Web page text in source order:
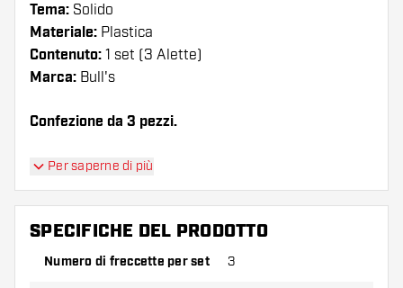
Tema: Solido
Materiale: Plastica
Contenuto: 1 set (3 Alette)
Marca: Bull's
Confezione da 3 pezzi.
Suggerimento di Dartshopper!
Assicuratevi di avere a portata di mano un gran
numero di alette e di astine. Questi possono
Per saperne di più
SPECIFICHE DEL PRODOTTO
Numero di freccette per set 3